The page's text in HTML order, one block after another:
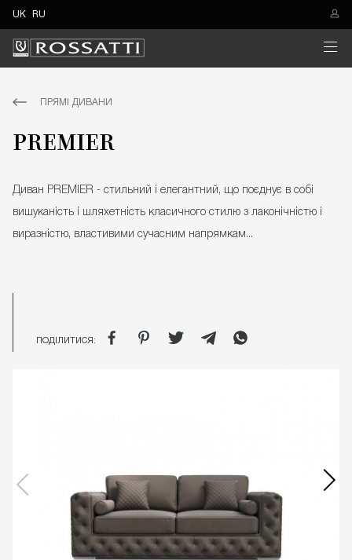
UK RU
ПРЯМІ ДИВАНИ
PREMIER
Диван PREMIER - стильний і елегантний, що поєднує в собі
вишуканість і шляхетність класичного стилю з лаконічністю і
виразністю, властивими сучасним напрямкам...
ПОДІЛИТИСЯ: